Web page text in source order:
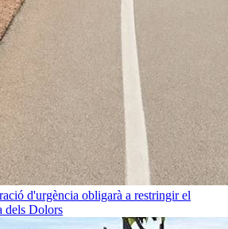
d'urgència obligarà a restringir el
dels Dolors